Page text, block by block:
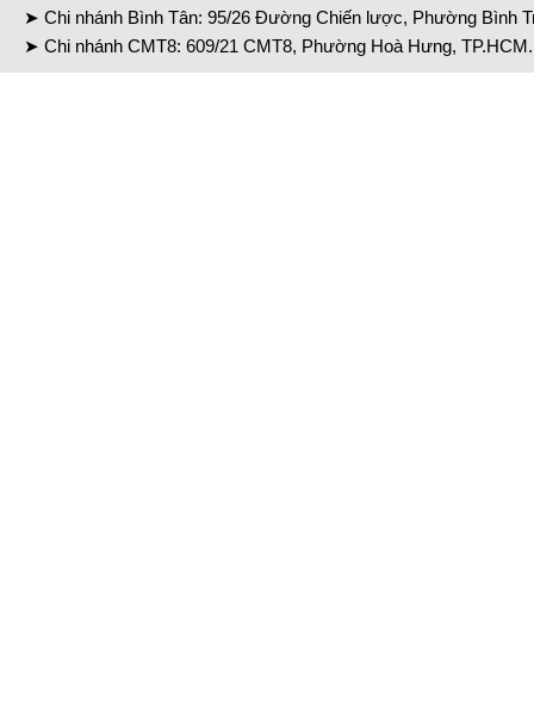
➤ Chi nhánh Bình Tân: 95/26 Đường Chiến lược, Phường Bình
➤ Chi nhánh CMT8: 609/21 CMT8, Phường Hoà Hưng,